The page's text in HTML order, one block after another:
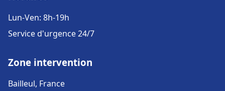
Lun-Ven: 8h-19h
Service d'urgence 24/7
Zone intervention
Bailleul, France